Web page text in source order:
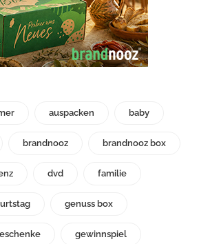
auspacken baby
brandnooz brandnooz box
dvd familie
genuss box
gewinnspiel